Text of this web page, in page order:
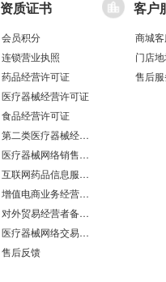
资质证书
会员积分
连锁营业执照
药品经营许可证
医疗器械经营许可证
食品经营许可证
第二类医疗器械经营备案凭证
医疗器械网络销售备案
互联网药品信息服务资格证书
增值电商业务经营许可证
对外贸易经营者备案登记表/海关报关单位注册登记证书
医疗器械网络交易服务第三方平台备案凭证
售后反馈
客户
商城客
门店
售后服